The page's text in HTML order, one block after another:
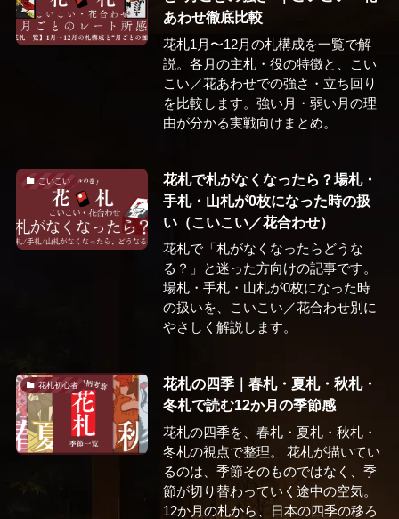
あわせ徹底比較
花札1月〜12月の札構成を一覧で解
説。各月の主札・役の特徴と、こい
こい／花あわせでの強さ・立ち回り
を比較します。強い月・弱い月の理
由が分かる実戦向けまとめ。
こいこい
花札で札がなくなったら？場札・
手札・山札が0枚になった時の扱
い（こいこい／花合わせ）
花札で「札がなくなったらどうな
る？」と迷った方向けの記事です。
場札・手札・山札が0枚になった時
の扱いを、こいこい／花合わせ別に
やさしく解説します。
花札初心者
花札の四季｜春札・夏札・秋札・
冬札で読む12か月の季節感
花札の四季を、春札・夏札・秋札・
冬札の視点で整理。 花札が描いてい
るのは、季節そのものではなく、季
節が切り替わっていく途中の空気。
12か月の札から、日本の四季の移ろ